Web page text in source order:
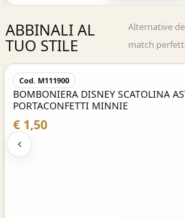
ABBINALI AL
TUO STILE
Alternative
match
Acquisto Veloce
Cod. M111900
BOMBONIERA DISNEY SCATOLINA
PORTACONFETTI MINNIE
€ 1,50